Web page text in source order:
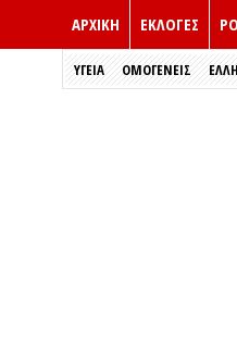
ΑΡΧΙΚΗ ΕΚΛΟΓΈΣ
ΥΓΕΙΑ ΟΜΟΓΕΝΕΙΣ